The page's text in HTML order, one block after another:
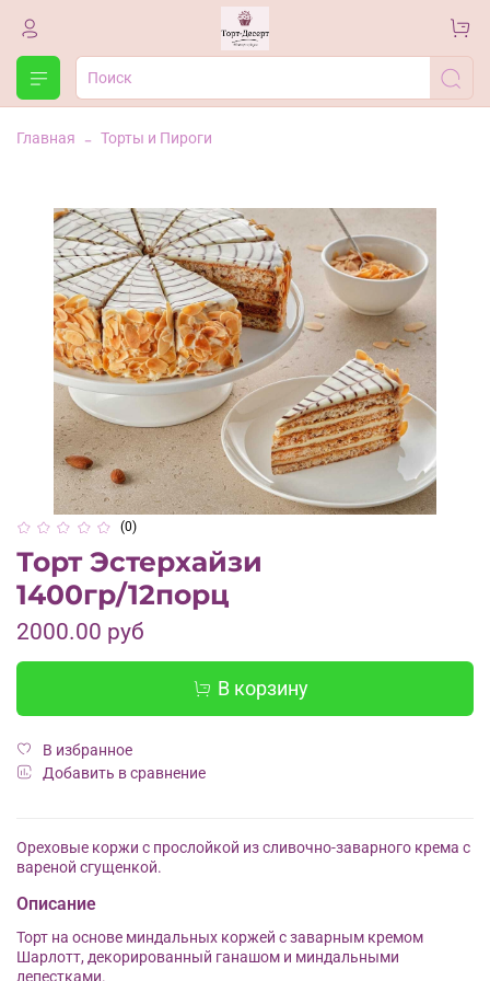
Главная Торты и Пироги
(0)
Торт Эстерхайзи
1400гр/12порц
2000.00 руб
В корзину
В избранное
Добавить в сравнение
Ореховые коржи с прослойкой из сливочно-заварного крема с
вареной сгущенкой.
Описание
Торт на основе миндальных коржей с заварным кремом
Шарлотт, декорированный ганашом и миндальными
лепестками.